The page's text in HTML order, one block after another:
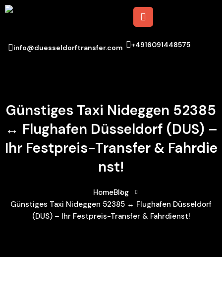
info@duesseldorftransfer.com +4916091448575
Günstiges Taxi Nideggen 52385
↔ Flughafen Düsseldorf (DUS) –
Ihr Festpreis-Transfer & Fahrdie
Nst!
HomeBlog
Günstiges Taxi Nideggen 52385 ↔ Flughafen Düsseldorf
(DUS) – Ihr Festpreis-Transfer & Fahrdienst!